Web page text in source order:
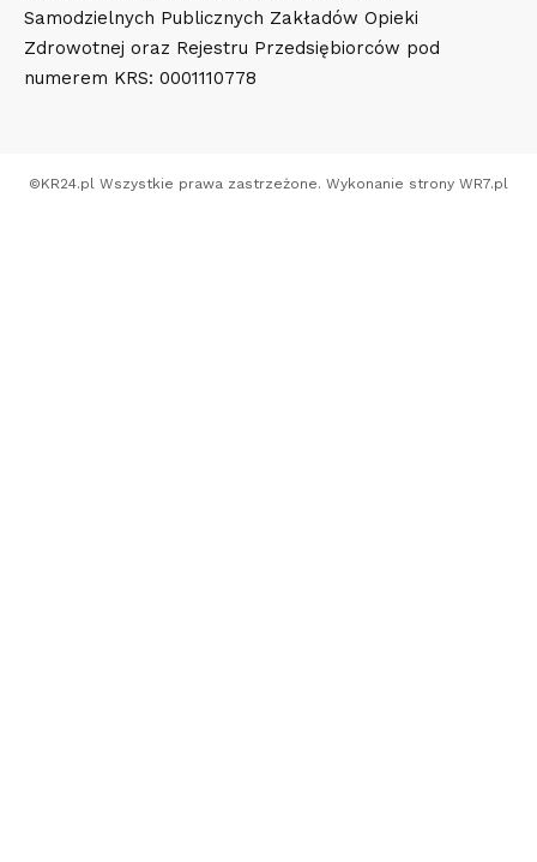
Samodzielnych Publicznych Zakładów Opieki
Zdrowotnej oraz Rejestru Przedsiębiorców pod
numerem KRS: 0001110778
©KR24.pl Wszystkie prawa zastrzeżone. Wykonanie strony WR7.pl